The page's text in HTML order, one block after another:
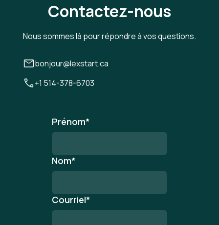
Contactez-nous
Nous sommes là pour répondre à vos questions.
bonjour@lexstart.ca
+1 514-378-6703
Prénom*
Nom*
Courriel*